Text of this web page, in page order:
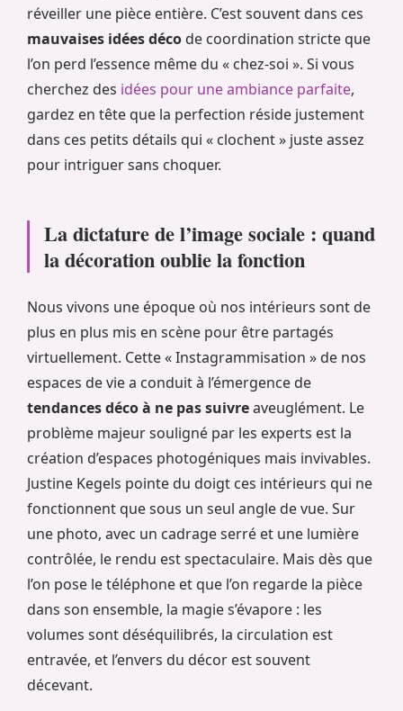
réveiller une pièce entière. C’est souvent dans ces
mauvaises idées déco de coordination stricte que
l’on perd l’essence même du « chez-soi ». Si vous
cherchez des idées pour une ambiance parfaite,
gardez en tête que la perfection réside justement
dans ces petits détails qui « clochent » juste assez
pour intriguer sans choquer.
La dictature de l’image sociale : quand
la décoration oublie la fonction
Nous vivons une époque où nos intérieurs sont de
plus en plus mis en scène pour être partagés
virtuellement. Cette « Instagrammisation » de nos
espaces de vie a conduit à l’émergence de
tendances déco à ne pas suivreaveuglément. Le
problème majeur souligné par les experts est la
création d’espaces photogéniques mais invivables.
Justine Kegels pointe du doigt ces intérieurs qui ne
fonctionnent que sous un seul angle de vue. Sur
une photo, avec un cadrage serré et une lumière
contrôlée, le rendu est spectaculaire. Mais dès que
l’on pose le téléphone et que l’on regarde la pièce
dans son ensemble, la magie s’évapore : les
volumes sont déséquilibrés, la circulation est
entravée, et l’envers du décor est souvent
décevant.